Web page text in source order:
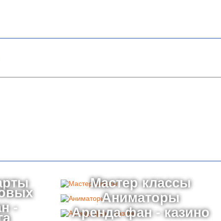
Мастер классы
Аниматоры
- Аренда фан - казино